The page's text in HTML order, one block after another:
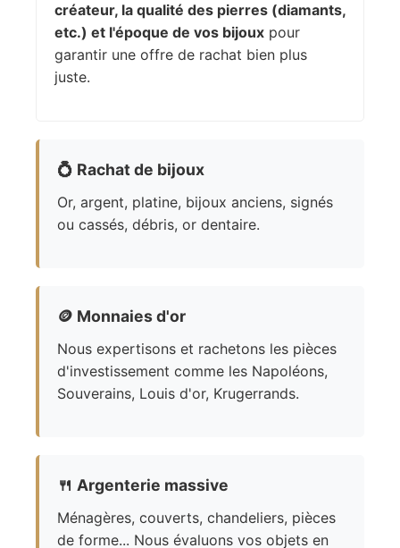
créateur, la qualité des pierres (diamants,
etc.) et l'époque de vos bijoux pour
garantir une offre de rachat bien plus
juste.
💍 Rachat de bijoux
Or, argent, platine, bijoux anciens, signés
ou cassés, débris, or dentaire.
🪙 Monnaies d'or
Nous expertisons et rachetons les pièces
d'investissement comme les Napoléons,
Souverains, Louis d'or, Krugerrands.
🍴 Argenterie massive
Ménagères, couverts, chandeliers, pièces
de forme... Nous évaluons vos objets en